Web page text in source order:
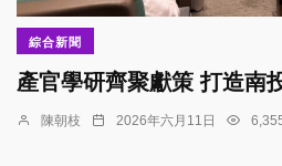
綜合新聞
產官學研齊聚獻策 打造南
陳朝枝 2026年六月11日